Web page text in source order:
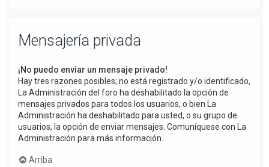
Mensajería privada
¡No puedo enviar un mensaje privado!
Hay tres razones posibles; no está registrado y/o identificado,
La Administración del foro ha deshabilitado la opción de
mensajes privados para todos los usuarios, o bien La
Administración ha deshabilitado para usted, o su grupo de
usuarios, la opción de enviar mensajes. Comuníquese con La
Administración para más información.
Arriba